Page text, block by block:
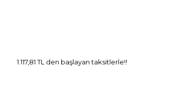
1.117,81 TL den başlayan taksitlerle!!